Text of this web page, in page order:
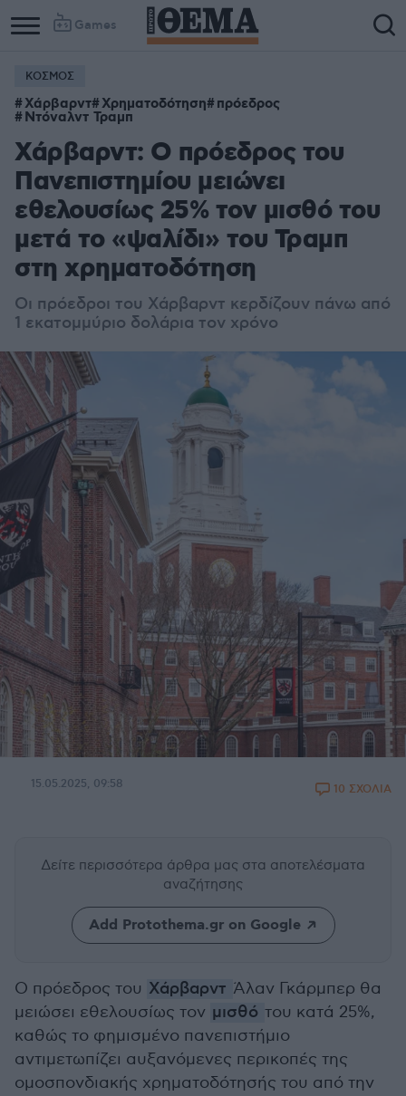
Games
ΚΟΣΜΟΣ
Χάρβαρντ Χρηματοδότηση πρόεδρος
Ντόναλντ Τραμπ
Χάρβαρντ: Ο πρόεδρος του
Πανεπιστημίου μειώνει
εθελουσίως 25% τον μισθό του
μετά το «ψαλίδι» του Τραμπ
στη χρηματοδότηση
Οι πρόεδροι του Χάρβαρντ κερδίζουν πάνω από
1 εκατομμύριο δολάρια τον χρόνο
15.05.2025, 09:58 10 ΣΧΟΛΙΑ
Δείτε περισσότερα άρθρα μας στα αποτελέσματα
αναζήτησης
Add Protothema.gr on Google
Ο πρόεδρος του Χάρβαρντ Άλαν Γκάρμπερ θα
μειώσει εθελουσίως τον μισθό του κατά 25%,
καθώς το φημισμένο πανεπιστήμιο
αντιμετωπίζει αυξανόμενες περικοπές της
ομοσπονδιακής χρηματοδότησής του από την